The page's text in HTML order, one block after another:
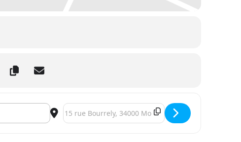
Destination Address - MONTPELLIER Ciné-Méditation []